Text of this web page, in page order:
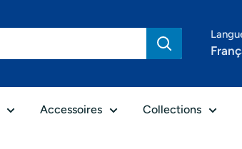
Accessoires Collections